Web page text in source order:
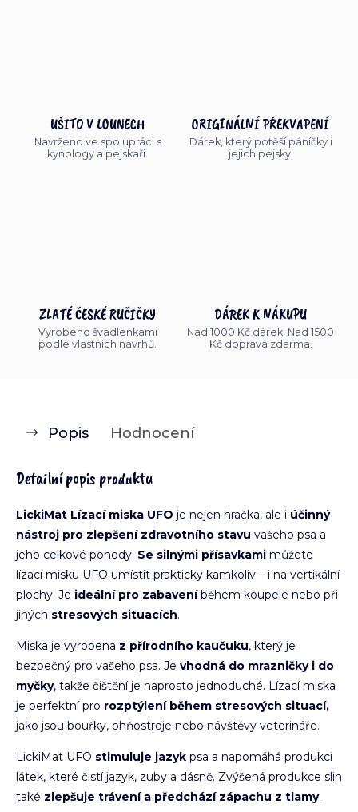
UŠITO V LOUNECH
Navrženo ve spolupráci s
kynology a pejskaři.
ORIGINÁLNÍ PŘEKVAPENÍ
Dárek, který potěší páníčky i
jejich pejsky.
ZLATÉ ČESKÉ RUČIČKY
Vyrobeno švadlenkami
podle vlastních návrhů.
DÁREK K NÁKUPU
Nad 1000 Kč dárek. Nad 1500
Kč doprava zdarma.
Popis Hodnocení
Detailní popis produktu
LickiMat Lízací miska UFO je nejen hračka, ale i účinný
nástroj pro zlepšení zdravotního stavu vašeho psa a
jeho celkové pohody. Se silnými přísavkami můžete
lízací misku UFO umístit prakticky kamkoliv – i na vertikální
plochy. Je ideální pro zabaveníběhem koupele nebo při
jiných stresových situacích.
Miska je vyrobena z přírodního kaučuku, který je
bezpečný pro vašeho psa. Je vhodná do mrazničky i do
myčky, takže čištění je naprosto jednoduché. Lízací miska
je perfektní pro rozptýlení během stresových situací,
jako jsou bouřky, ohňostroje nebo návštěvy veterináře.
LickiMat UFO stimuluje jazyk psa a napomáhá produkci
látek, které čistí jazyk, zuby a dásně. Zvýšená produkce slin
také zlepšuje trávení a předchází zápachu z tlamy.